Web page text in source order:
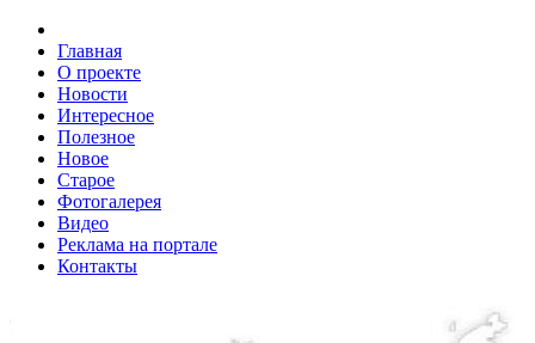
Главная
О проекте
Новости
Интересное
Полезное
Новое
Старое
Фотогалерея
Видео
Реклама на портале
Контакты